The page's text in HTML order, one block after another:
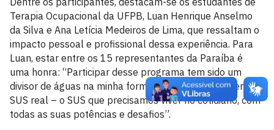
Terapia Ocupacional da UFPB, Luan Henrique Anselmo
da Silva e Ana Letícia Medeiros de Lima, que ressaltam o
impacto pessoal e profissional dessa experiência. Para
Luan, estar entre os 15 representantes da Paraíba é
uma honra: “Participar desse programa tem sido um
divisor de águas na minha formação. Ele nos apresenta o
SUS real – o SUS que precisamos viver no cotidiano, com
todas as suas potências e desafios”.